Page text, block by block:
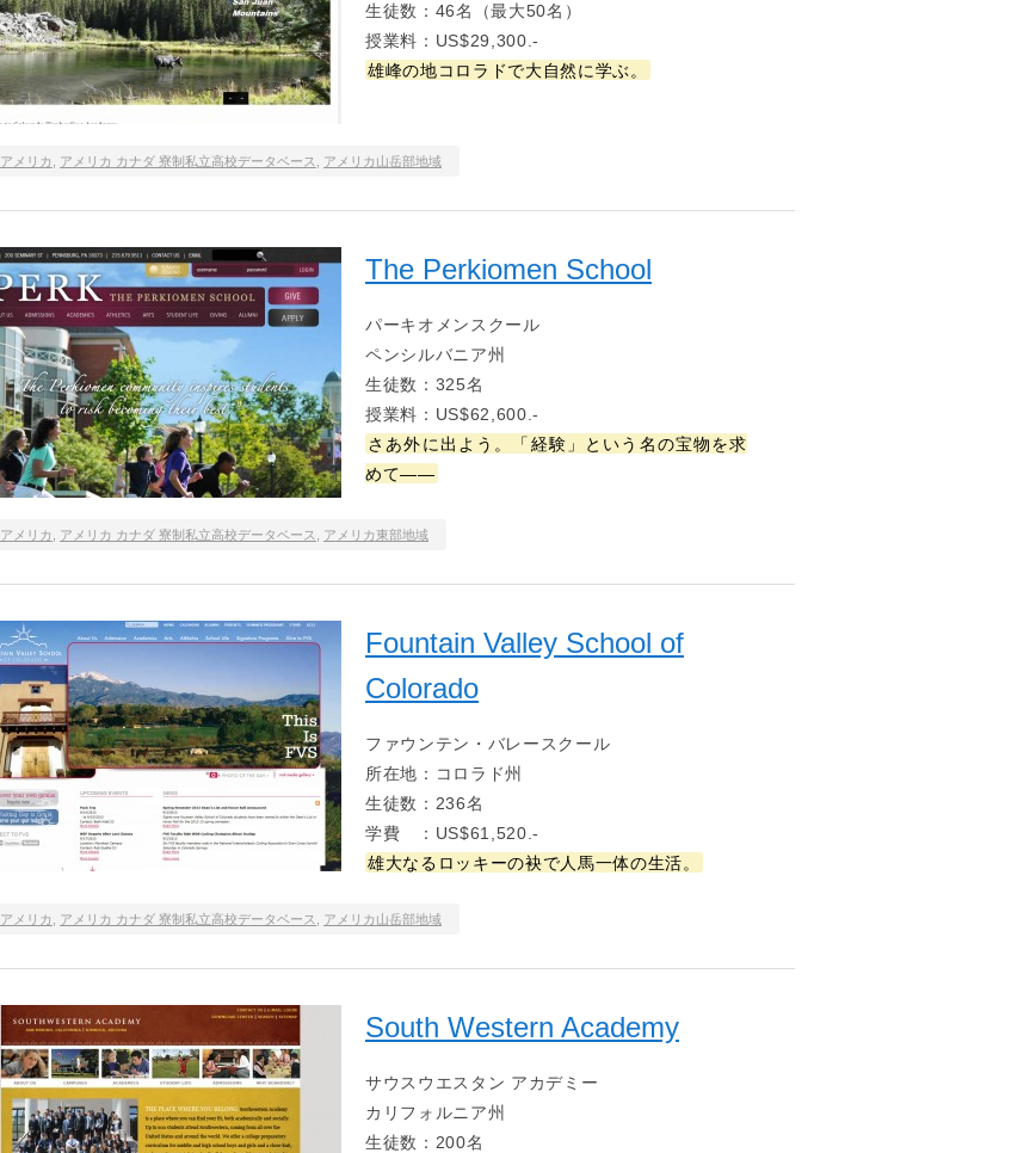
生徒数：46名（最大50名）
授業料：US$29,300.-
雄峰の地コロラドで大自然に学ぶ。
アメリカ アメリカ カナダ 寮制私立高校データベース アメリカ山岳部地域
The Perkiomen School
パーキオメンスクール
ペンシルバニア州
生徒数：325名
授業料：US$62,600.-
さあ外に出よう。「経験」という名の宝物を求
めて――
アメリカ アメリカ カナダ 寮制私立高校データベース アメリカ東部地域
Fountain Valley School of
Colorado
ファウンテン・バレースクール
所在地：コロラド州
生徒数：236名
学費 ：US$61,520.-
雄大なるロッキーの袂で人馬一体の生活。
アメリカ アメリカ カナダ 寮制私立高校データベース アメリカ山岳部地域
South Western Academy
サウスウエスタン アカデミー
カリフォルニア州
生徒数：200名